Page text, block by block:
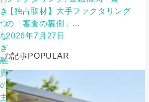
き
つ
な
ぎ
融
資
の
主
【独占取材】大手ファクタリング
の「審査の裏側」...
2026年7月27日
の記事POPULAR